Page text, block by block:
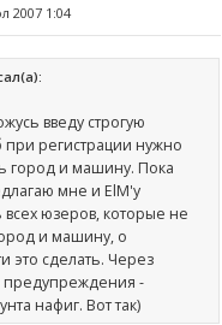
2007 1:04
введу строгую
при регистрации нужно
город и машину. Пока
мне и ElM'у
юзеров, которые не
и машину, о
это сделать. Через
-
нафиг. Вот так)